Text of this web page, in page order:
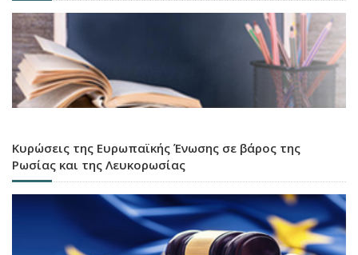
Κυρώσεις της Ευρωπαϊκής Ένωσης σε βάρος της
Ρωσίας και της Λευκορωσίας